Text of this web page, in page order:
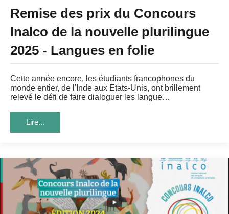
Remise des prix du Concours
Inalco de la nouvelle plurilingue
2025 - Langues en folie
Cette année encore, les étudiants francophones du
monde entier, de l'Inde aux Etats-Unis, ont brillement
relevé le défi de faire dialoguer les langue…
Lire...